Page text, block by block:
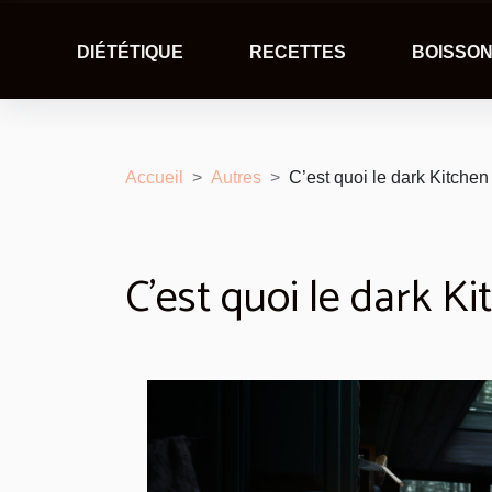
DIÉTÉTIQUE RECETTES
Accueil Autres C’est quoi le dark Kitchen
C’est quoi le dark